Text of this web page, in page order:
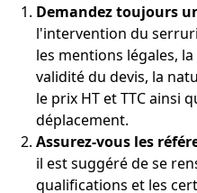
Demandez toujours
l'intervention du
les mentions légales,
validité du devis, la
le prix HT et TTC ainsi
déplacement.
Assurez-vous les
il est suggéré de se
qualifications et les